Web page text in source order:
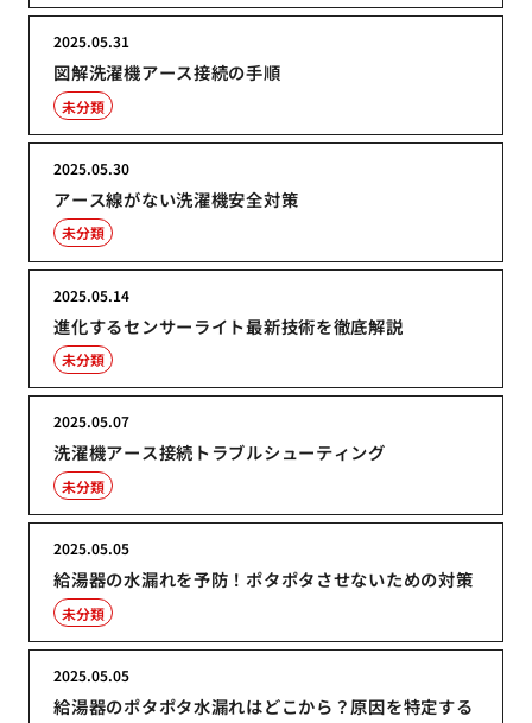
図解洗濯機アース接続の手順
2025.05.31
未分類
アース線がない洗濯機安全対策
2025.05.30
未分類
進化するセンサーライト最新技術を徹底解説
2025.05.14
未分類
洗濯機アース接続トラブルシューティング
2025.05.07
未分類
給湯器の水漏れを予防！ポタポタさせないための対策
2025.05.05
未分類
給湯器のポタポタ水漏れはどこから？原因を特定する
2025.05.05